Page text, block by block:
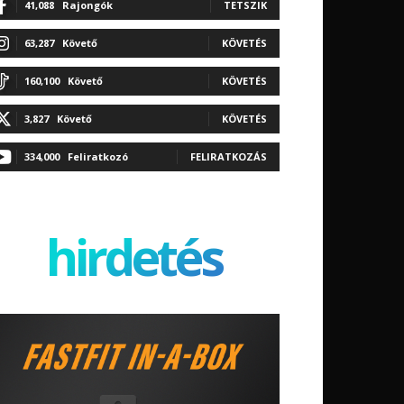
41,088 Rajongók TETSZIK
63,287 Követő KÖVETÉS
160,100 Követő KÖVETÉS
3,827 Követő KÖVETÉS
334,000 Feliratkozó FELIRATKOZÁS
hirdetés